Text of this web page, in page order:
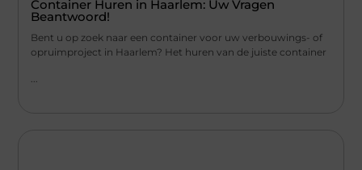
Container Huren in Haarlem: Uw Vragen
Beantwoord!
Bent u op zoek naar een container voor uw verbouwings- of
opruimproject in Haarlem? Het huren van de juiste container